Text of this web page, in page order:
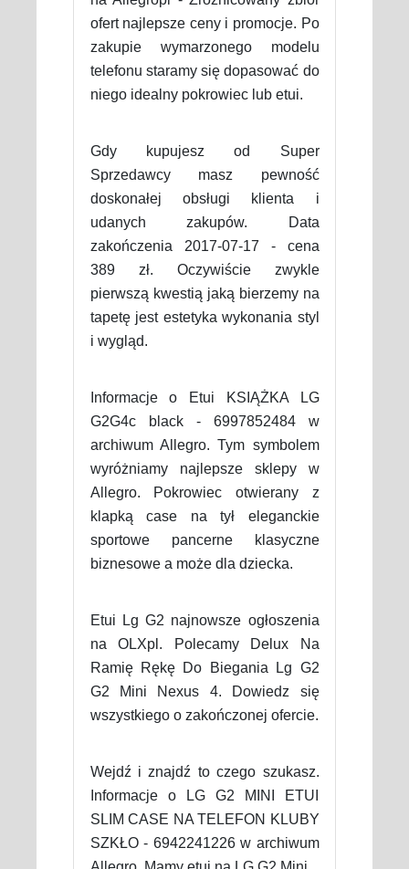
ofert najlepsze ceny i promocje. Po
zakupie wymarzonego modelu
telefonu staramy się dopasować do
niego idealny pokrowiec lub etui.
Gdy kupujesz od Super
Sprzedawcy masz pewność
doskonałej obsługi klienta i
udanych zakupów. Data
zakończenia 2017-07-17 - cena
389 zł. Oczywiście zwykle
pierwszą kwestią jaką bierzemy na
tapetę jest estetyka wykonania styl
i wygląd.
Informacje o Etui KSIĄŻKA LG
G2G4c black - 6997852484 w
archiwum Allegro. Tym symbolem
wyróżniamy najlepsze sklepy w
Allegro. Pokrowiec otwierany z
klapką case na tył eleganckie
sportowe pancerne klasyczne
biznesowe a może dla dziecka.
Etui Lg G2 najnowsze ogłoszenia
na OLXpl. Polecamy Delux Na
Ramię Rękę Do Biegania Lg G2
G2 Mini Nexus 4. Dowiedz się
wszystkiego o zakończonej ofercie.
Wejdź i znajdź to czego szukasz.
Informacje o LG G2 MINI ETUI
SLIM CASE NA TELEFON KLUBY
SZKŁO - 6942241226 w archiwum